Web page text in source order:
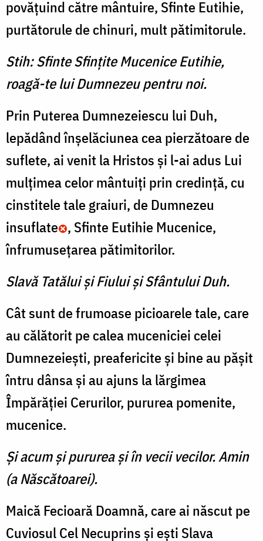
povăţuind către mântuire, Sfinte Eutihie,
purtătorule de chinuri, mult pătimitorule.
Stih: Sfinte Sfinţite Mucenice Eutihie,
roagă-te lui Dumnezeu pentru noi.
Prin Puterea Dumnezeiescu lui Duh,
lepădând înşelăciunea cea pierzătoare de
suflete, ai venit la Hristos şi l-ai adus Lui
mulţimea celor mântuiţi prin credinţă, cu
cinstitele tale graiuri, de Dumnezeu
insuflate , Sfinte Eutihie Mucenice,
înfrumuseţarea pătimitorilor.
Slavă Tatălui şi Fiului şi Sfântului Duh.
Cât sunt de frumoase picioarele tale, care
au călătorit pe calea muceniciei celei
Dumnezeieşti, preafericite şi bine au păşit
întru dânsa şi au ajuns la lărgimea
Împărăţiei Cerurilor, pururea pomenite,
mucenice.
Şi acum şi pururea şi în vecii vecilor. Amin
(a Născătoarei).
Maică Fecioară Doamnă, care ai născut pe
Cuviosul Cel Necuprins şi eşti Slava